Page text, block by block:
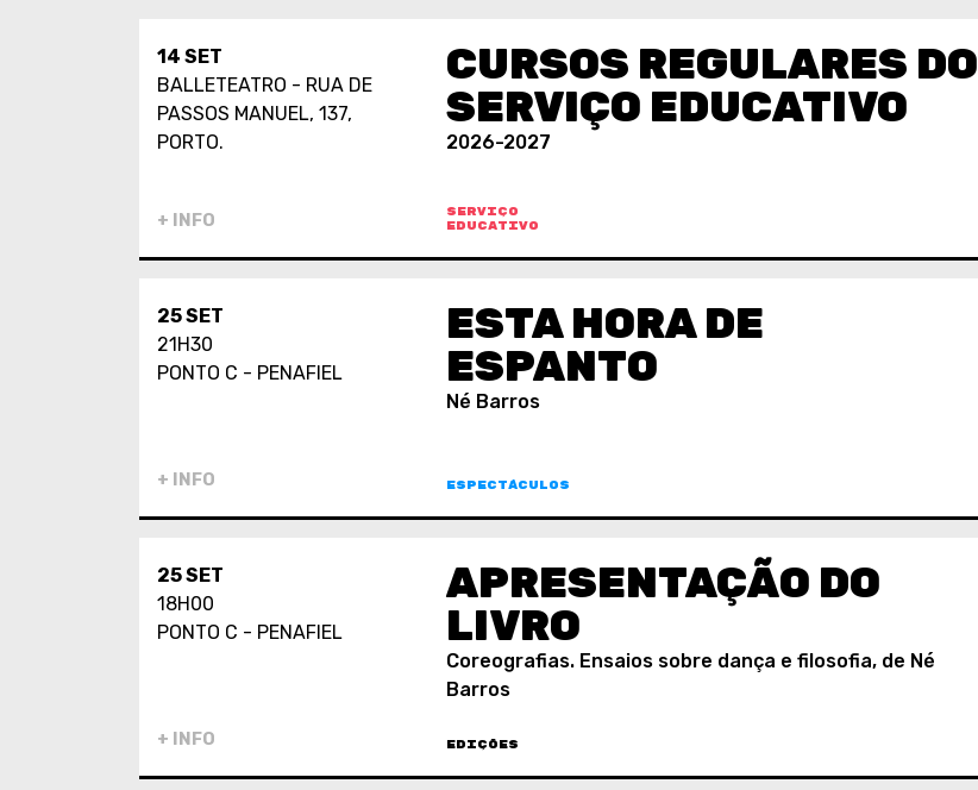
14 SET
BALLETEATRO - RUA DE
PASSOS MANUEL, 137,
PORTO.
+ INFO
CURSOS REGULARES DO
SERVIÇO EDUCATIVO
2026-2027
SERVIÇO
EDUCATIVO
25 SET
21H30
PONTO C - PENAFIEL
+ INFO
ESTA HORA DE
ESPANTO
Né Barros
ESPECTÁCULOS
25 SET
18H00
PONTO C - PENAFIEL
+ INFO
APRESENTAÇÃO DO
LIVRO
Coreografias. Ensaios sobre dança e filosofia, de Né
Barros
EDIÇÕES